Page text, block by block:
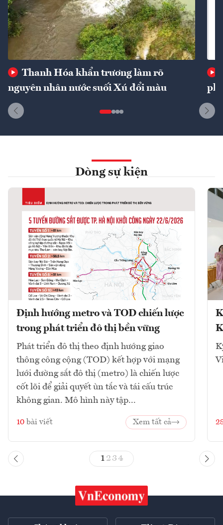
Thanh Hóa khẩn trương làm rõ
nguyên nhân nước suối Xú đổi màu
phí
Dòng sự kiện
Định hướng metro và TOD chiến lược
trong phát triển đô thị bền vững
Phát triển đô thị theo định hướng giao
thông công cộng (TOD) kết hợp với mạng
lưới đường sắt đô thị (metro) là chiến lược
cốt lõi để giải quyết ùn tắc và tái cấu trúc
không gian. Mô hình này tập...
10 bài viết Xem tất cả
1 23 4